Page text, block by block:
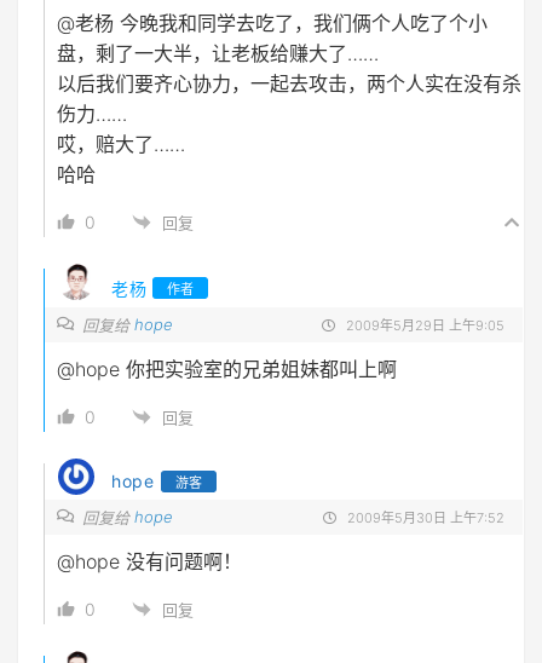
@老杨 今晚我和同学去吃了，我们俩个人吃了个小
盘，剩了一大半，让老板给赚大了……
以后我们要齐心协力，一起去攻击，两个人实在没有杀
伤力……
哎，赔大了……
哈哈
0 回复
老杨 作者
回复给hope 2009年5月29日 上午9:05
@hope 你把实验室的兄弟姐妹都叫上啊
0 回复
hope 游客
回复给hope 2009年5月30日 上午7:52
@hope 没有问题啊！
0 回复